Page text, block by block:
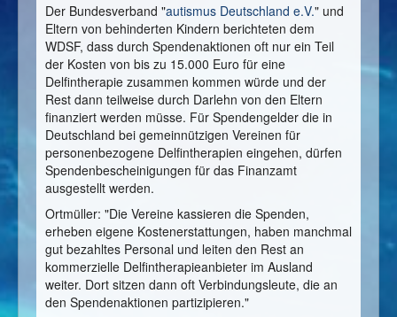
Der Bundesverband "autismus Deutschland e.V." und
Eltern von behinderten Kindern berichteten dem
WDSF, dass durch Spendenaktionen oft nur ein Teil
der Kosten von bis zu 15.000 Euro für eine
Delfintherapie zusammen kommen würde und der
Rest dann teilweise durch Darlehn von den Eltern
finanziert werden müsse. Für Spendengelder die in
Deutschland bei gemeinnützigen Vereinen für
personenbezogene Delfintherapien eingehen, dürfen
Spendenbescheinigungen für das Finanzamt
ausgestellt werden.
Ortmüller: "Die Vereine kassieren die Spenden,
erheben eigene Kostenerstattungen, haben manchmal
gut bezahltes Personal und leiten den Rest an
kommerzielle Delfintherapieanbieter im Ausland
weiter. Dort sitzen dann oft Verbindungsleute, die an
den Spendenaktionen partizipieren."